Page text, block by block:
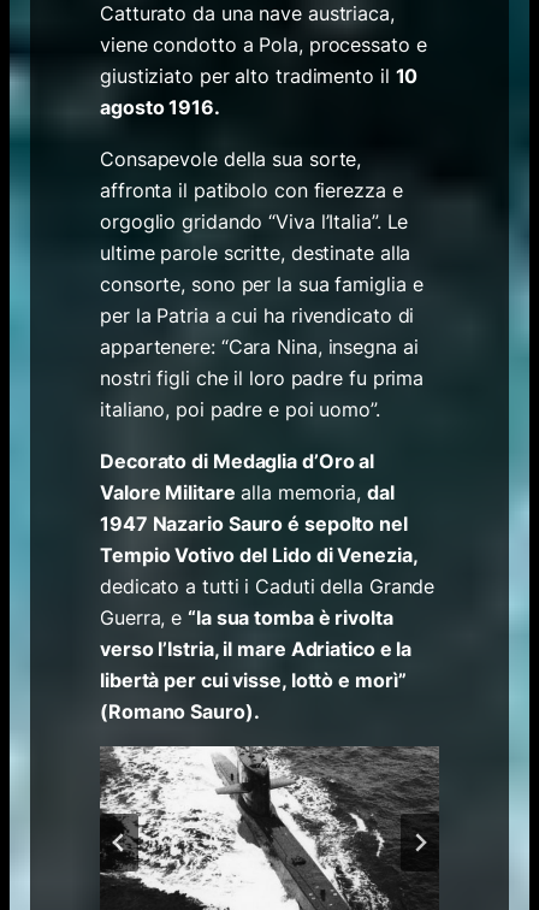
Catturato da una nave austriaca,
viene condotto a Pola, processato e
giustiziato per alto tradimento il 10
agosto 1916.
Consapevole della sua sorte,
affronta il patibolo con fierezza e
orgoglio gridando “Viva l’Italia”. Le
ultime parole scritte, destinate alla
consorte, sono per la sua famiglia e
per la Patria a cui ha rivendicato di
appartenere: “Cara Nina, insegna ai
nostri figli che il loro padre fu prima
italiano, poi padre e poi uomo”.
Decorato di Medaglia d’Oro al
Valore Militare alla memoria,dal
1947 Nazario Sauro é sepolto nel
Tempio Votivo del Lido di Venezia,
dedicato a tutti i Caduti della Grande
Guerra, e“la sua tomba è rivolta
verso l’Istria, il mare Adriatico e la
libertà per cui visse, lottò e morì”
(Romano Sauro).